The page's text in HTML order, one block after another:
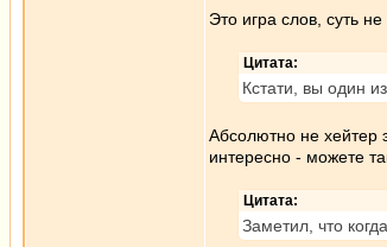
Это игра слов, суть
Цитата:
Кстати, вы один
Абсолютно не хейтер
интересно - можете
Цитата:
Заметил, что